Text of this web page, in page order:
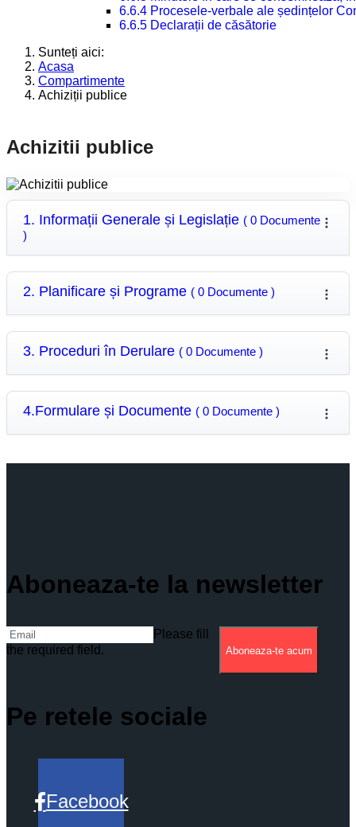
6.6.4 Procesele-verbale ale ședințelor
6.6.5 Declarații de căsătorie
Sunteți aici:
Acasa
Compartimente
Achiziții publice
Achizitii publice
1. Informații Generale și Legislație ( 0 Documente
)
2. Planificare și Programe ( 0 Documente )
3. Proceduri în Derulare ( 0 Documente )
4.Formulare și Documente ( 0 Documente )
Aboneaza-te la newsletter
Please fill
the required field.
Aboneaza-te acum
Pe retele sociale
Facebook